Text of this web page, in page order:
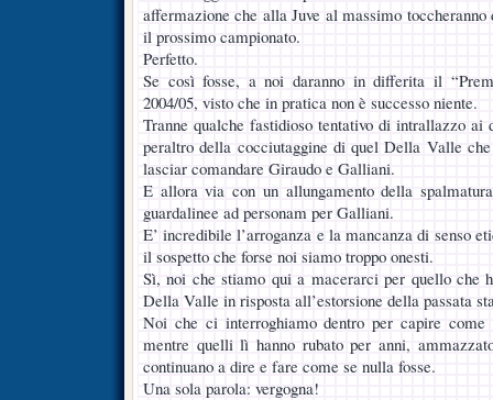
affermazione che alla Juve al massimo
il prossimo campionato.
Perfetto.
Se così fosse, a noi daranno in differita il
2004/05, visto che in pratica non è successo niente.
Tranne qualche fastidioso tentativo di intrallazzo ai
peraltro della cocciutaggine di quel Della Valle
lasciar comandare Giraudo e Galliani.
E allora via con un allungamento della
guardalinee ad personam per Galliani.
E’ incredibile l’arroganza e la mancanza di senso
il sospetto che forse noi siamo troppo onesti.
Sì, noi che stiamo qui a macerarci per quello che
Della Valle in risposta all’estorsione della passata
Noi che ci interroghiamo dentro per capire
mentre quelli lì hanno rubato per anni,
continuano a dire e fare come se nulla fosse.
Una sola parola: vergogna!